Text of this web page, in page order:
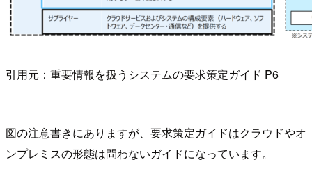
引用元：重要情報を扱うシステムの要求策定ガイド P6
図の注意書きにありますが、要求策定ガイドはクラウドやオ
ンプレミスの形態は問わないガイドになっています。